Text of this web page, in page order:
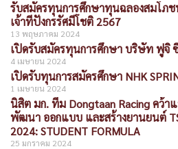
รับสมัครทุนการศึกษาทุนฉลองสมโภช
เจ้าทีปังกรรัศมีโชติ 2567
13 พฤษภาคม 2024
เปิดรับสมัครทุนการศึกษา บริษัท ฟูจิ
4 เมษายน 2024
เปิดรับทุนการสมัครศึกษา NHK
1 เมษายน 2024
นิสิต มก. ทีม Dongtaan Racing คว้า
พัฒนา ออกแบบ และสร้างยานยนต์
2024: STUDENT FORMULA
25 มกราคม 2024